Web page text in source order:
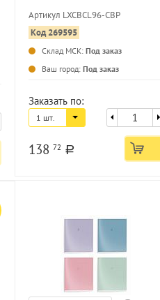
картон, запечатка форзаца, soft
touch, выборочный УФ-лак
Артикул LXCBCL96-CBP
Код 269595
Склад МСК: Под заказ
Ваш город: Под заказ
Заказать по:
1 шт.
138 72 a